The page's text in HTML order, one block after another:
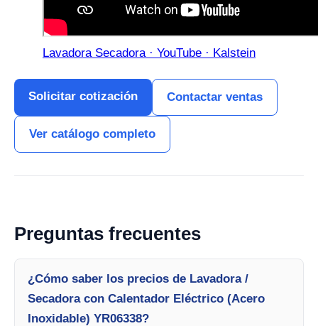
Lavadora Secadora · YouTube · Kalstein
Solicitar cotización Contactar ventas
Ver catálogo completo
Preguntas frecuentes
¿Cómo saber los precios de Lavadora /
Secadora con Calentador Eléctrico (Acero
Inoxidable) YR06338?